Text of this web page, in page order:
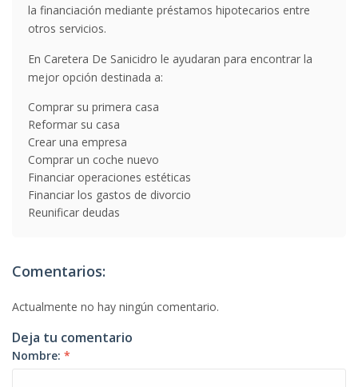
la financiación mediante préstamos hipotecarios entre
otros servicios.
En Caretera De Sanicidro le ayudaran para encontrar la
mejor opción destinada a:
Comprar su primera casa
Reformar su casa
Crear una empresa
Comprar un coche nuevo
Financiar operaciones estéticas
Financiar los gastos de divorcio
Reunificar deudas
Comentarios:
Actualmente no hay ningún comentario.
Deja tu comentario
Nombre: *